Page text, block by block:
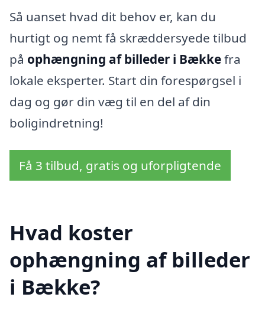
Så uanset hvad dit behov er, kan du
hurtigt og nemt få skræddersyede tilbud
på ophængning af billeder i Bækkefra
lokale eksperter. Start din forespørgsel i
dag og gør din væg til en del af din
boligindretning!
Få 3 tilbud, gratis og uforpligtende
Hvad koster
ophængning af billeder
i Bække?